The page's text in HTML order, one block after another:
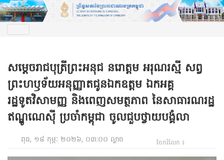
សម្តេចរាជបុត្រីព្រះអនុជ នរោត្តម អរុណរស្មី សព្វ
ព្រះហឫទ័យអនុញ្ញាតជូនឯកឧត្តម ឯកអគ្គ
រដ្ឋទូតវិសាមញ្ញ និងពេញសមត្ថភាព នៃសាធារណរដ្ឋ
ឥណ្ឌូណេស៊ី ប្រចាំកម្ពុជា ចូលជួបថ្វាយបង្គំលា
ពុធ, ១៨ កុម្ភៈ ២០២៦, ០៣:០០ ល្ងាច ចែករំលែក ៖